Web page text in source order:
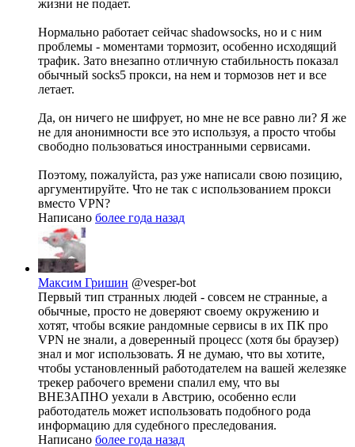
жизни не подает.
Нормально работает сейчас shadowsocks, но и с ним
проблемы - моментами тормозит, особенно исходящий
трафик. Зато внезапно отличную стабильность показал
обычный socks5 прокси, на нем и тормозов нет и все
летает.
Да, он ничего не шифрует, но мне не все равно ли? Я же
не для анонимности все это используя, а просто чтобы
свободно пользоваться иностранными сервисами.
Поэтому, пожалуйста, раз уже написали свою позицию,
аргументируйте. Что не так с использованием прокси
вместо VPN?
Написано более года назад
Максим Гришин @vesper-bot
Первый тип странных людей - совсем не странные, а
обычные, просто не доверяют своему окружению и
хотят, чтобы всякие рандомные сервисы в их ПК про
VPN не знали, а доверенный процесс (хотя бы браузер)
знал и мог использовать. Я не думаю, что вы хотите,
чтобы установленный работодателем на вашей железяке
трекер рабочего времени спалил ему, что вы
ВНЕЗАПНО уехали в Австрию, особенно если
работодатель может использовать подобного рода
информацию для судебного преследования.
Написано более года назад